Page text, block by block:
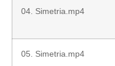
04. Simetria.mp4
05. Simetria.mp4